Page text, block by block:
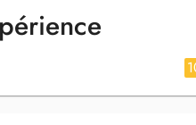
vous via son agenda en ligne
medecin-generaliste/